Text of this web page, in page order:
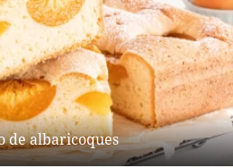
de albaricoques